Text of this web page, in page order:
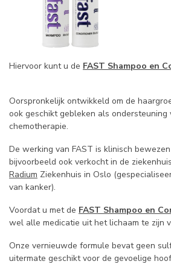
Hiervoor kunt u de FAST Shampoo en
Oorspronkelijk ontwikkeld om de
ook geschikt gebleken als ondersteuning
chemotherapie.
De werking van FAST is klinisch
bijvoorbeeld ook verkocht in de
Radium Ziekenhuis in Oslo
van kanker).
Voordat u met de FAST Shampoo en
wel alle medicatie uit het lichaam te zijn
Onze vernieuwde formule bevat geen
uitermate geschikt voor de gevoelige